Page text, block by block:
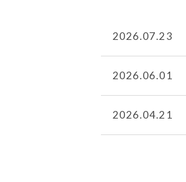
2026.07.23
2026.06.01
2026.04.21